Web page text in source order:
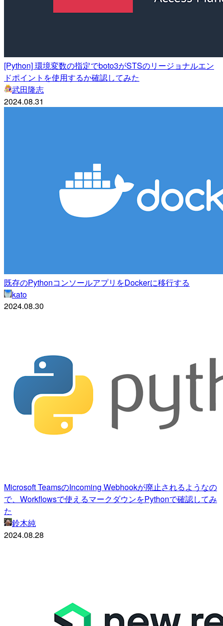
[Python] 環境変数の指定でboto3がSTSのリージョナルエン
ドポイントを使用するか確認してみた
武田隆志
2024.08.31
既存のPythonコンソールアプリをDockerに移行する
kato
2024.08.30
Microsoft TeamsのIncoming Webhookが廃止されるようなの
で、Workflowsで使えるマークダウンをPythonで確認してみ
た
鈴木純
2024.08.28